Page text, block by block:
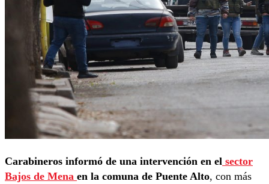
Carabineros informó de una intervención en el sector
Bajos de Mena en la comuna de Puente Alto, con más